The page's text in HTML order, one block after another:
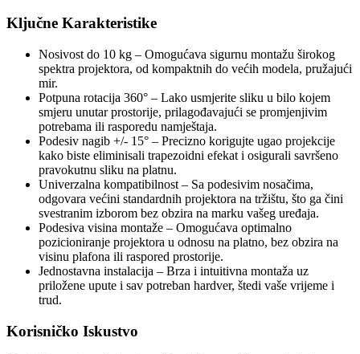
Ključne Karakteristike
Nosivost do 10 kg – Omogućava sigurnu montažu širokog
spektra projektora, od kompaktnih do većih modela, pružajući
mir.
Potpuna rotacija 360° – Lako usmjerite sliku u bilo kojem
smjeru unutar prostorije, prilagođavajući se promjenjivim
potrebama ili rasporedu namještaja.
Podesiv nagib +/- 15° – Precizno korigujte ugao projekcije
kako biste eliminisali trapezoidni efekat i osigurali savršeno
pravokutnu sliku na platnu.
Univerzalna kompatibilnost – Sa podesivim nosačima,
odgovara većini standardnih projektora na tržištu, što ga čini
svestranim izborom bez obzira na marku vašeg uređaja.
Podesiva visina montaže – Omogućava optimalno
pozicioniranje projektora u odnosu na platno, bez obzira na
visinu plafona ili raspored prostorije.
Jednostavna instalacija – Brza i intuitivna montaža uz
priložene upute i sav potreban hardver, štedi vaše vrijeme i
trud.
Korisničko Iskustvo